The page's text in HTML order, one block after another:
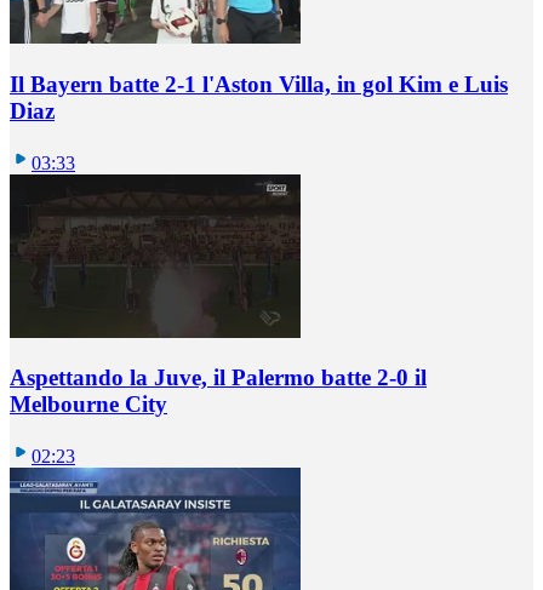
Il Bayern batte 2-1 l'Aston Villa, in gol Kim e Luis
Diaz
03:33
Aspettando la Juve, il Palermo batte 2-0 il
Melbourne City
02:23